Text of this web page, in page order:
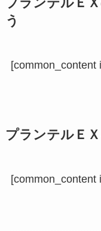
プランテルＥ
う
[common_content
プランテルＥ
[common_content